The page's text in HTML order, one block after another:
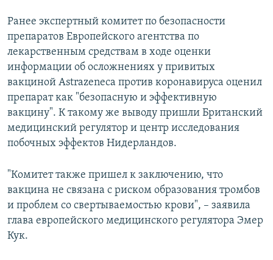
Ранее экспертный комитет по безопасности
препаратов Европейского агентства по
лекарственным средствам в ходе оценки
информации об осложнениях у привитых
вакциной Astrazeneca против коронавируса оценил
препарат как "безопасную и эффективную
вакцину". К такому же выводу пришли Британский
медицинский регулятор и центр исследования
побочных эффектов Нидерландов.
"Комитет также пришел к заключению, что
вакцина не связана с риском образования тромбов
и проблем со свертываемостью крови", – заявила
глава европейского медицинского регулятора Эмер
Кук.